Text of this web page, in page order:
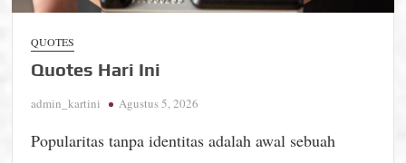
QUOTES
Quotes Hari Ini
admin_kartini Agustus 5, 2026
Popularitas tanpa identitas adalah awal sebuah